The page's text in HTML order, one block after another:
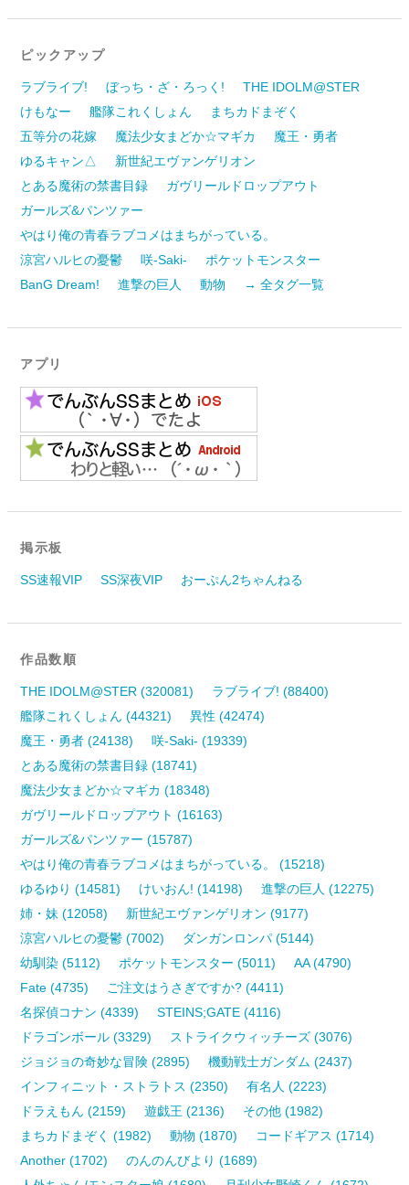
ピックアップ
ラブライブ! ぼっち・ざ・ろっく!
THE IDOLM@STER
けもなー
艦隊これくしょん
まちカドまぞく
五等分の花嫁
魔法少女まどか☆マギカ
魔王・勇者
ゆるキャン△
新世紀エヴァンゲリオン
とある魔術の禁書目録
ガヴリールドロップアウト
ガールズ&パンツァー
やはり俺の青春ラブコメはまちがっている。
涼宮ハルヒの憂鬱
咲-Saki-
ポケットモンスター
BanG Dream!
進撃の巨人 動物 → 全タグ一覧
アプリ
掲示板
SS速報VIP SS深夜VIP おーぷん2ちゃんねる
作品数順
THE IDOLM@STER (320081)
ラブライブ! (88400)
艦隊これくしょん (44321)
異性 (42474)
魔王・勇者 (24138)
咲-Saki- (19339)
とある魔術の禁書目録 (18741)
魔法少女まどか☆マギカ (18348)
ガヴリールドロップアウト (16163)
ガールズ&パンツァー (15787)
やはり俺の青春ラブコメはまちがっている。 (15218)
ゆるゆり (14581)
けいおん! (14198)
進撃の巨人 (12275)
姉・妹 (12058)
新世紀エヴァンゲリオン (9177)
涼宮ハルヒの憂鬱 (7002)
ダンガンロンパ (5144)
幼馴染 (5112)
ポケットモンスター (5011)
AA (4790)
Fate (4735)
ご注文はうさぎですか? (4411)
名探偵コナン (4339)
STEINS;GATE (4116)
ドラゴンボール (3329)
ストライクウィッチーズ (3076)
ジョジョの奇妙な冒険 (2895)
機動戦士ガンダム (2437)
インフィニット・ストラトス (2350)
有名人 (2223)
ドラえもん (2159)
遊戯王 (2136)
その他 (1982)
まちカドまぞく (1982)
動物 (1870)
コードギアス (1714)
Another (1702)
のんのんびより (1689)